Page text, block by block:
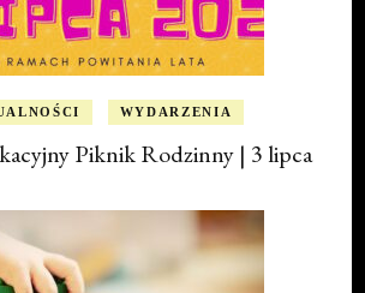
WYDARZENIA
Piknik Rodzinny | 3 lipca